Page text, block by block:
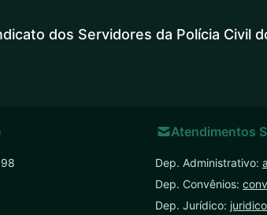
dos Servidores da Polícia Civil
Atendimentos
Dep. Administrativo:
Dep. Convênios:
Dep. Jurídico: